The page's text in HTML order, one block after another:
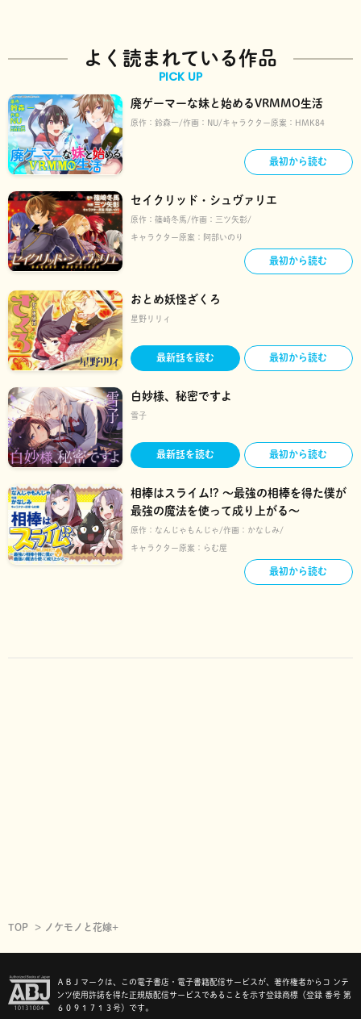
よく読まれている作品
PICK UP
廃ゲーマーな妹と始めるVRMMO生活
原作： 鈴森一 作画： NU キャラクター原案： HMK84
最初から読む
セイクリッド・シュヴァリエ
原作： 篠崎冬馬 作画： 三ツ矢彰
キャラクター原案： 阿部いのり
最初から読む
おとめ妖怪ざくろ
星野リリィ
最新話を読む 最初から読む
白妙様、秘密ですよ
雪子
最新話を読む 最初から読む
相棒はスライム!? ～最強の相棒を得た僕が
最強の魔法を使って成り上がる～
原作： なんじゃもんじゃ 作画： かなしみ
キャラクター原案： らむ屋
最初から読む
TOP ノケモノと花嫁+
ＡＢＪマークは、この電子書店・電子書籍配信サービスが、著作権者からコ ンテ
ンツ使用許諾を得た正規版配信サービスであることを示す登録商標（登録 番号 第
６０９１７１３号）です。